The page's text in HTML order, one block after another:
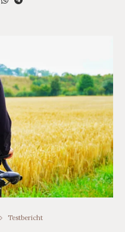
Testbericht